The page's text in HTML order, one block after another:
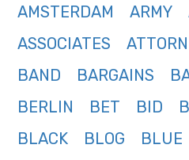
AMSTERDAM
ARMY
ASSOCIATES
BAND
BARGAINS
BERLIN
BET BID
BLACK
BLOG BLUE